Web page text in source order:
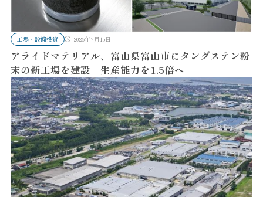
工場・設備投資 2026年7月15日
アライドマテリアル、富山県富山市にタングステン粉
末の新工場を建設 生産能力を1.5倍へ